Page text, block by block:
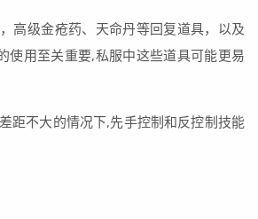
高级金疮药、天命丹等回复道具，以及
使用至关重要,私服中这些道具可能更易
距不大的情况下,先手控制和反控制技能